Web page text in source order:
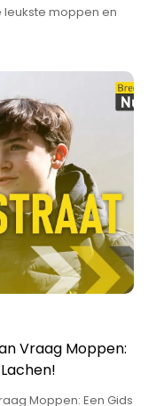
leukste moppen en
Vraag Moppen:
Moppen: Een Gids